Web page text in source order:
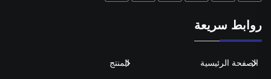
روابط سريعة
الصفحة الرئيسية المنتج